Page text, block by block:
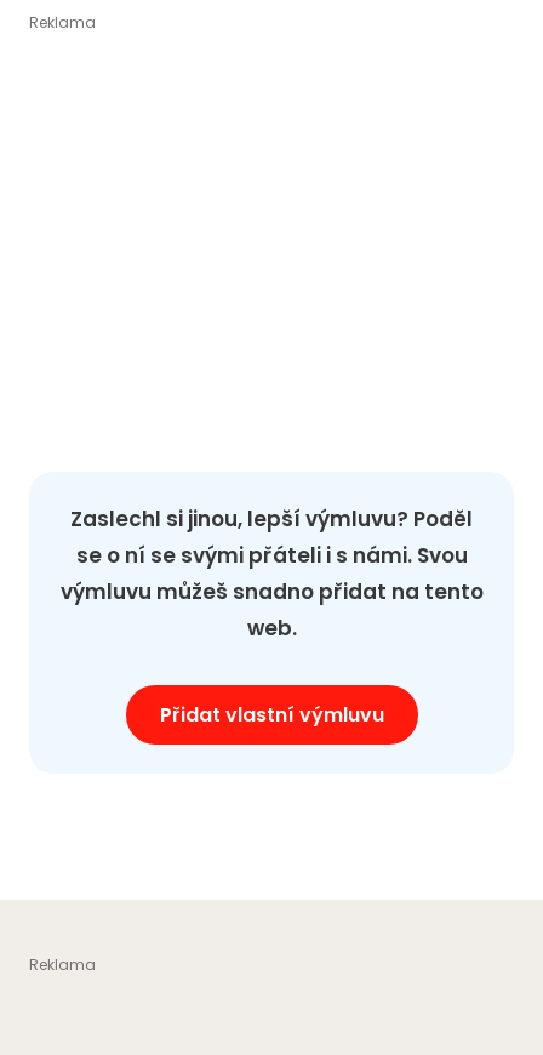
Zaslechl si jinou, lepší výmluvu? Poděl
se o ní se svými přáteli i s námi. Svou
výmluvu můžeš snadno přidat na tento
web.
Přidat vlastní výmluvu